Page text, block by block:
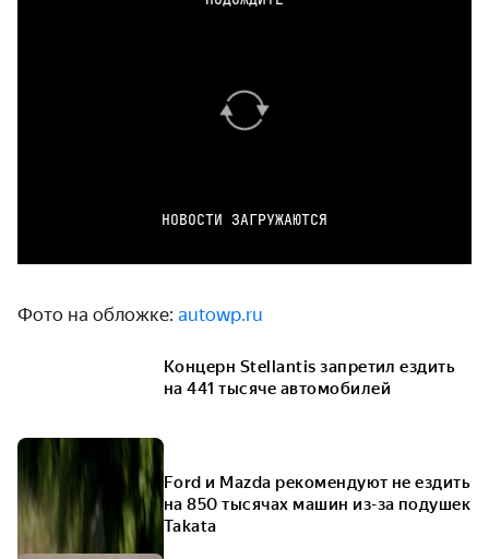
НОВОСТИ ЗАГРУЖАЮТСЯ
Фото на обложке: autowp.ru
Концерн Stellantis запретил ездить
на 441 тысяче автомобилей
Ford и Mazda рекомендуют не ездить
на 850 тысячах машин из-за подушек
Takata